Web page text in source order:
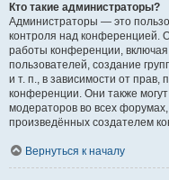
Кто такие администраторы?
Администраторы — это
контроля над конференцией.
работы конференции,
пользователей, создание
и т. п., в зависимости от
конференции. Они также
модераторов во всех
произведённых создателем
Вернуться к началу